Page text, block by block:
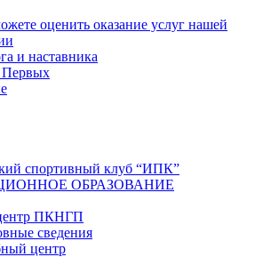
оценить оказание услуг нашей
и наставника
спортивный клуб “ИПК”
ОБРАЗОВАНИЕ
ПКНГП
сведения
центр